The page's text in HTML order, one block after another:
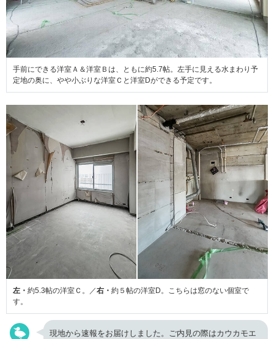
手前にできる洋室Ａ＆洋室Ｂは、ともに約5.7帖。左手に見える水まわり予
定地の奥に、やや小ぶりな洋室Ｃと洋室Dができる予定です。
左・ 約5.3帖の洋室Ｃ。／右・ 約５帖の洋室D。こちらは窓のない個室で
す。
現地から速報をお届けしました。ご内見の際はカウカモエ